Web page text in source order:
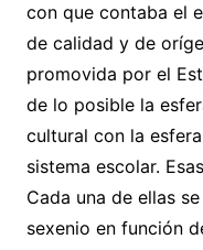
con que contaba el
de calidad y de
promovida por el
de lo posible la
cultural con la
sistema escolar.
Cada una de ellas
sexenio en función